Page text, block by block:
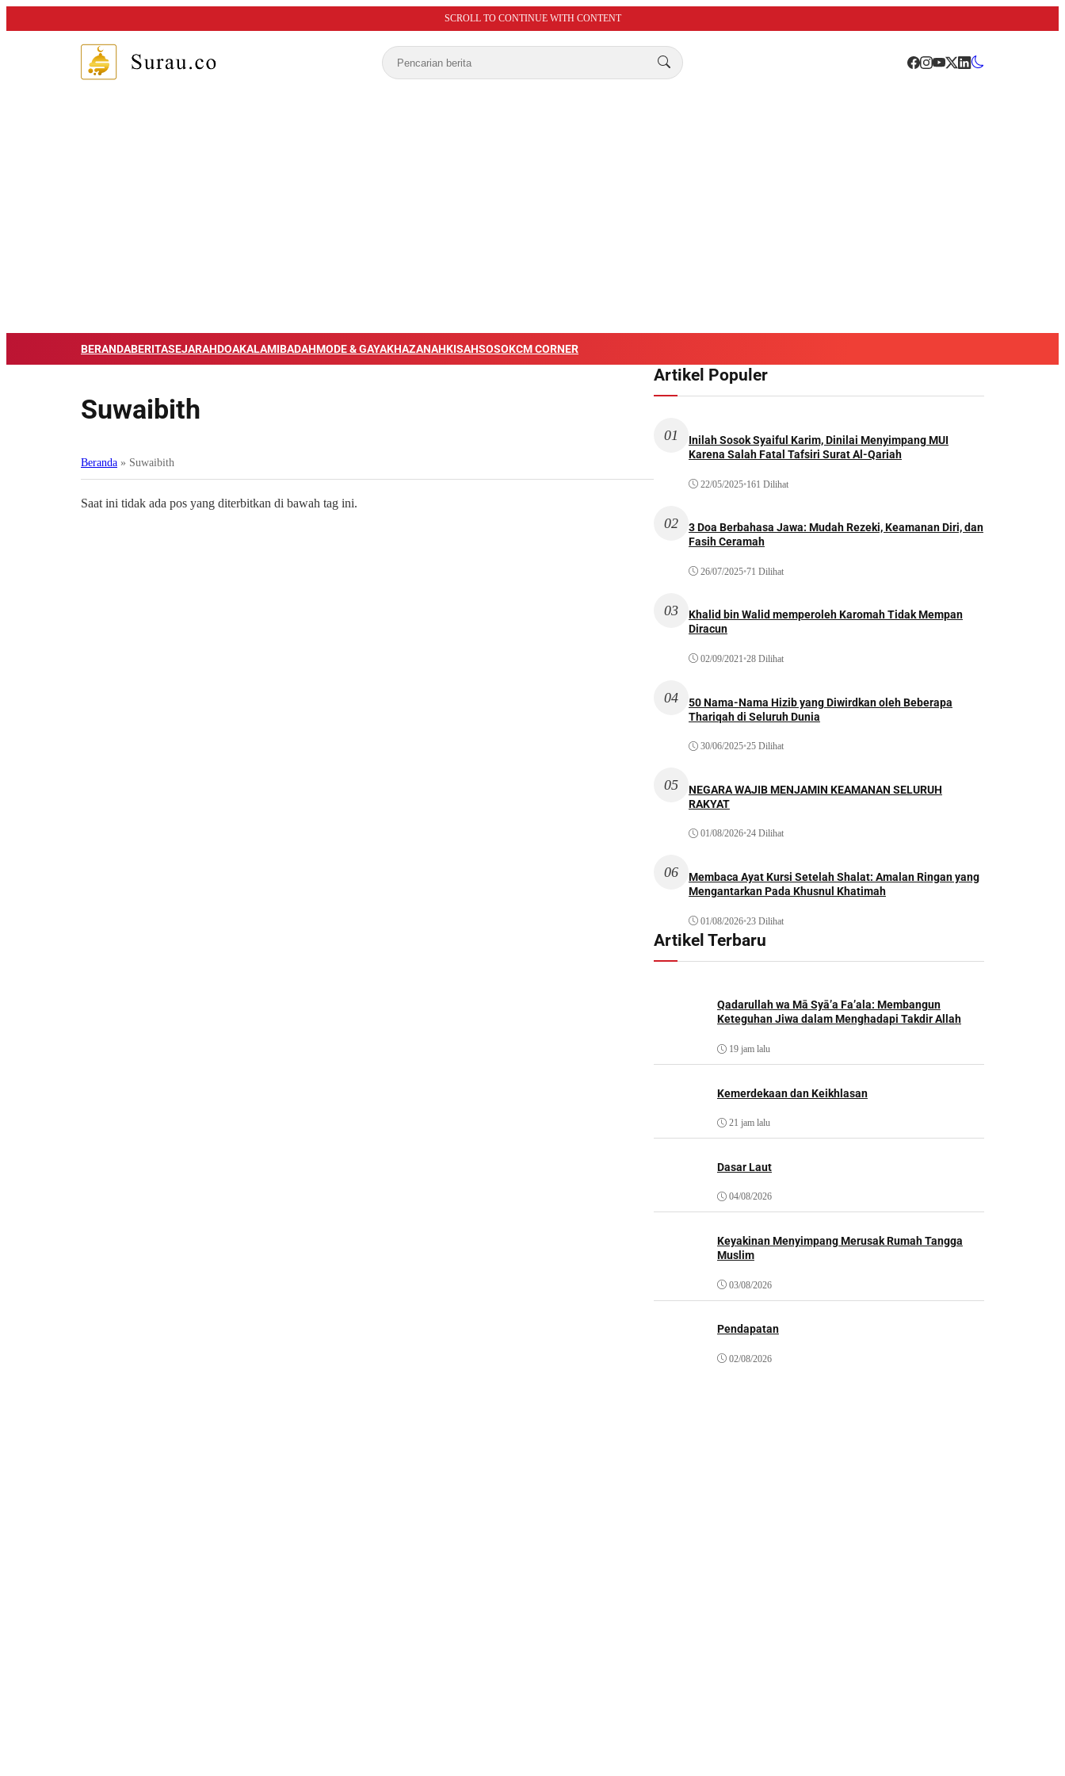
SCROLL TO CONTINUE WITH CONTENT
BERANDABERITASEJARAHDOAKALAMIBADAHMODE & GAYAKHAZANAHKISAHSOSOKCM CORNER
Suwaibith
Beranda » Suwaibith
Saat ini tidak ada pos yang diterbitkan di bawah tag ini.
Artikel Populer
01
Inilah Sosok Syaiful Karim, Dinilai Menyimpang MUI
Karena Salah Fatal Tafsiri Surat Al-Qariah
22/05/2025•161 Dilihat
02
3 Doa Berbahasa Jawa: Mudah Rezeki, Keamanan Diri, dan
Fasih Ceramah
26/07/2025•71 Dilihat
03
Khalid bin Walid memperoleh Karomah Tidak Mempan
Diracun
02/09/2021•28 Dilihat
04
50 Nama-Nama Hizib yang Diwirdkan oleh Beberapa
Thariqah di Seluruh Dunia
30/06/2025•25 Dilihat
05
NEGARA WAJIB MENJAMIN KEAMANAN SELURUH
RAKYAT
01/08/2026•24 Dilihat
06
Membaca Ayat Kursi Setelah Shalat: Amalan Ringan yang
Mengantarkan Pada Khusnul Khatimah
01/08/2026•23 Dilihat
Artikel Terbaru
Qadarullah wa Mā Syā’a Fa’ala: Membangun
Keteguhan Jiwa dalam Menghadapi Takdir Allah
19 jam lalu
Kemerdekaan dan Keikhlasan
21 jam lalu
Dasar Laut
04/08/2026
Keyakinan Menyimpang Merusak Rumah Tangga
Muslim
03/08/2026
Pendapatan
02/08/2026